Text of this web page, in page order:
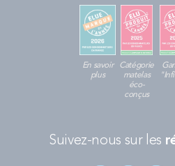
En savoir
plus
Catégorie
matelas
éco-
conçus
Suivez-nous sur les